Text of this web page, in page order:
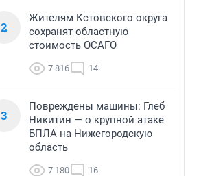
2
Жителям Кстовского округа
сохранят областную
стоимость ОСАГО
7 816 14
3
Повреждены машины: Глеб
Никитин — о крупной атаке
БПЛА на Нижегородскую
область
7 180 16